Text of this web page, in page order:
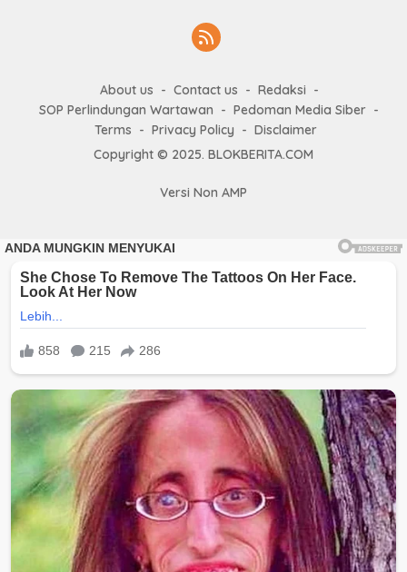
About us Contact us
Redaksi
SOP Perlindungan Wartawan
Pedoman Media Siber
Terms
Privacy Policy
Disclaimer
Copyright © 2025. BLOKBERITA.COM
Versi Non AMP